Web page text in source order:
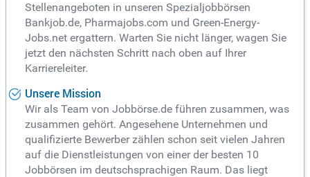
Stellenangeboten in unseren Spezialjobbörsen
Bankjob.de, Pharmajobs.com und Green-Energy-
Jobs.net ergattern. Warten Sie nicht länger, wagen Sie
jetzt den nächsten Schritt nach oben auf Ihrer
Karriereleiter.
Unsere Mission
Wir als Team von Jobbörse.de führen zusammen, was
zusammen gehört. Angesehene Unternehmen und
qualifizierte Bewerber zählen schon seit vielen Jahren
auf die Dienstleistungen von einer der besten 10
Jobbörsen im deutschsprachigen Raum. Das liegt